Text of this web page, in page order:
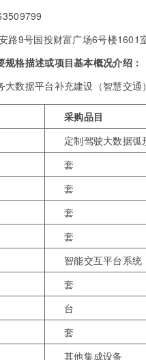
路9号国投财富广场6号楼1601
格描述或项目基本概况介绍：
数据平台补充建设（智慧交通
采购品目
定制驾驶大数据弧
套
套
套
套
智能交互平台系统
套
台
套
其他集成设备